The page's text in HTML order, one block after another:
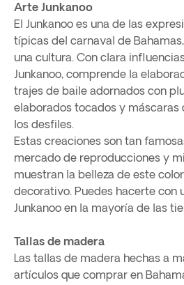
Arte Junkanoo
El Junkanoo es una de las
típicas del carnaval de
una cultura. Con clara
Junkanoo, comprende la
trajes de baile adornados con
elaborados tocados y máscaras
los desfiles.
Estas creaciones son tan
mercado de reproducciones y
muestran la belleza de este
decorativo. Puedes hacerte con
Junkanoo en la mayoría de las
Tallas de madera
Las tallas de madera hechas a
artículos que comprar en